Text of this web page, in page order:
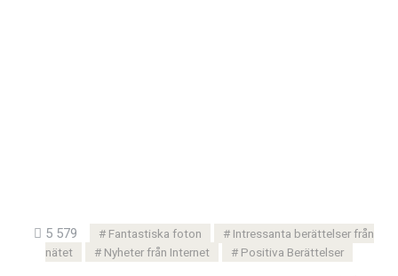
5 579 Fantastiska foton
Intressanta berättelser från
nätet
Nyheter från Internet Positiva Berättelser